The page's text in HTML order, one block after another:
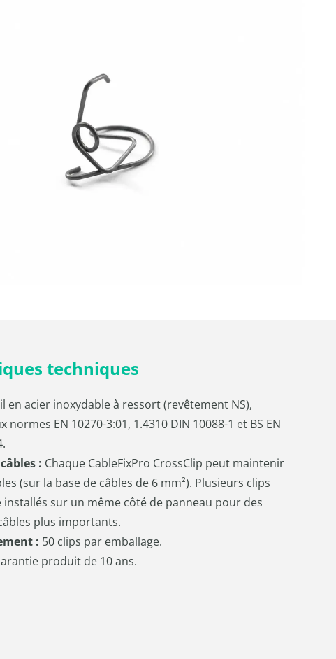
techniques
en acier inoxydable à ressort (revêtement NS),
normes EN 10270-3:01, 1.4310 DIN 10088-1 et BS EN
: Chaque CableFixPro CrossClip peut maintenir
(sur la base de câbles de 6 mm²). Plusieurs clips
sur un même côté de panneau pour des
plus importants.
: 50 clips par emballage.
produit de 10 ans.